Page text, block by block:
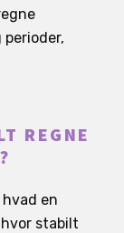
REGNE
en
stabilt